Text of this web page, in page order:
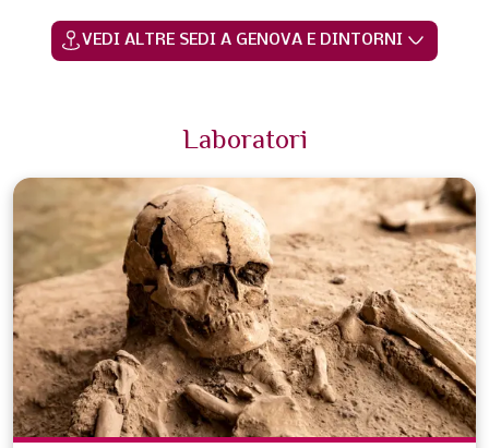
VEDI ALTRE SEDI A GENOVA E DINTORNI
Laboratori